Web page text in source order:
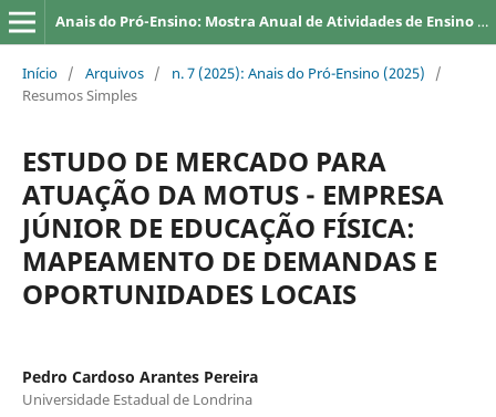
Anais do Pró-Ensino: Mostra Anual de Atividades de Ensino da UEL
Início / Arquivos / n. 7 (2025): Anais do Pró-Ensino (2025)
/
Resumos Simples
ESTUDO DE MERCADO PARA
ATUAÇÃO DA MOTUS - EMPRESA
JÚNIOR DE EDUCAÇÃO FÍSICA:
MAPEAMENTO DE DEMANDAS E
OPORTUNIDADES LOCAIS
Pedro Cardoso Arantes Pereira
Universidade Estadual de Londrina